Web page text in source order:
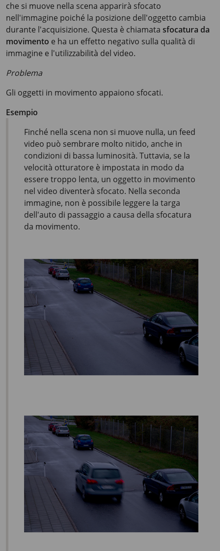
che si muove nella scena apparirà sfocato
nell'immagine poiché la posizione dell'oggetto cambia
durante l'acquisizione. Questa è chiamata sfocatura da
movimento e ha un effetto negativo sulla qualità di
immagine e l'utilizzabilità del video.
Problema
Gli oggetti in movimento appaiono sfocati.
Esempio
Finché nella scena non si muove nulla, un feed
video può sembrare molto nitido, anche in
condizioni di bassa luminosità. Tuttavia, se la
velocità otturatore è impostata in modo da
essere troppo lenta, un oggetto in movimento
nel video diventerà sfocato. Nella seconda
immagine, non è possibile leggere la targa
dell'auto di passaggio a causa della sfocatura
da movimento.